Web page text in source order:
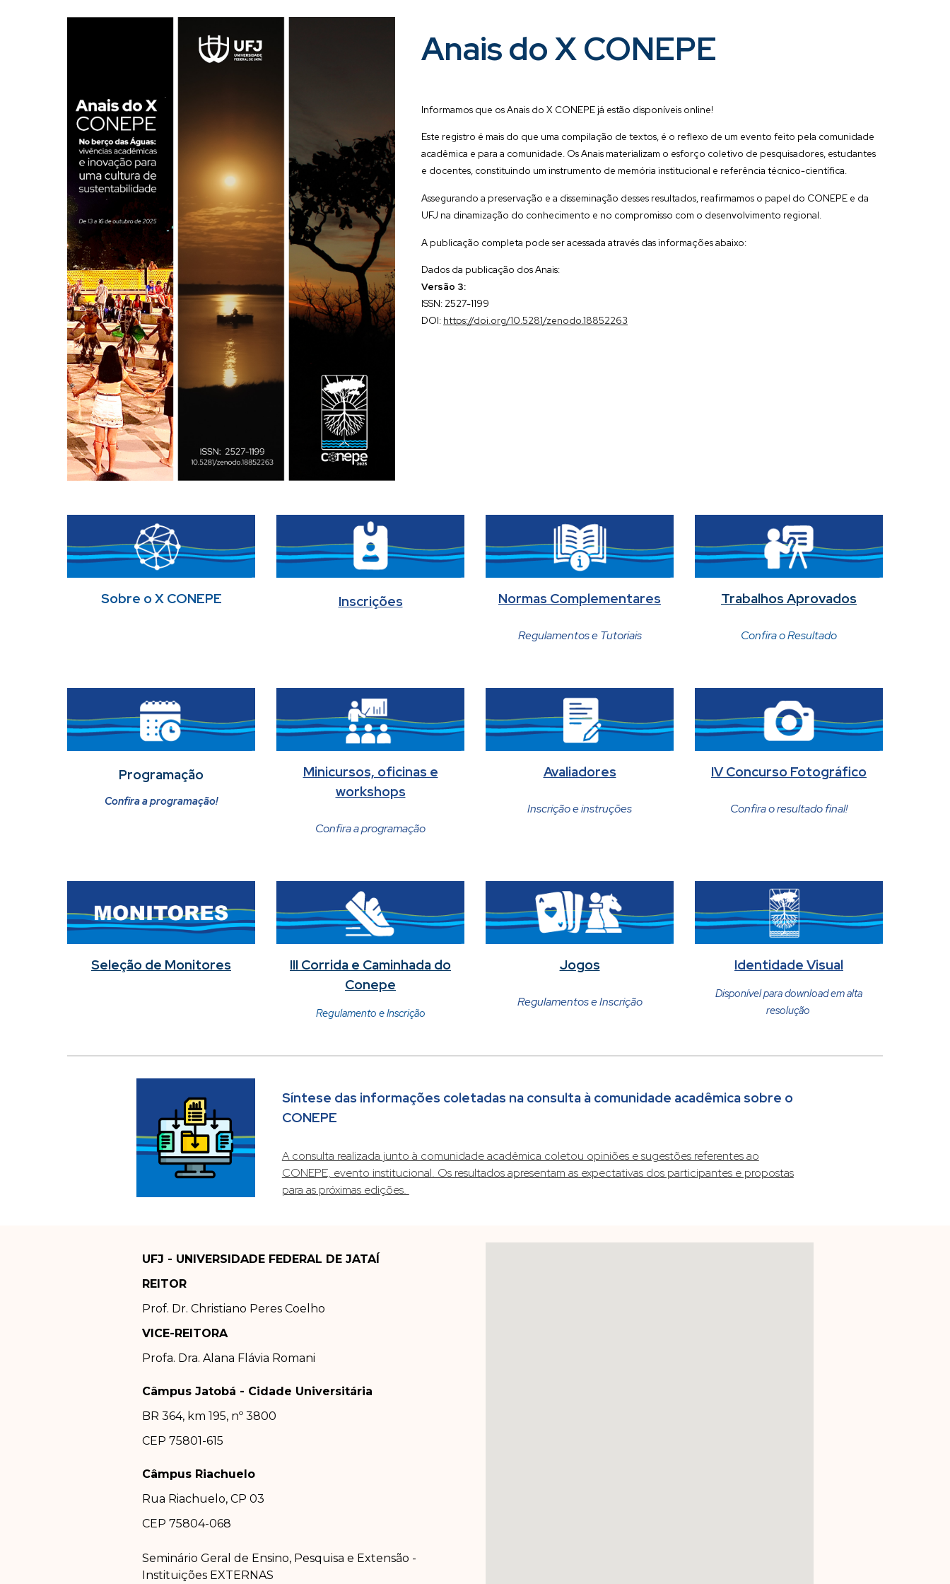
Anais do X CONEPE
Informamos que os Anais do X CONEPE já estão disponíveis online!
Este registro é mais do que uma compilação de textos, é o reflexo de um evento feito pela comunidade
acadêmica e para a comunidade. Os Anais materializam o esforço coletivo de pesquisadores, estudantes
e docentes, constituindo um instrumento de memória institucional e referência técnico-científica.
Assegurando a preservação e a disseminação desses resultados, reafirmamos o papel do CONEPE e da
UFJ na dinamização do conhecimento e no compromisso com o desenvolvimento regional.
A publicação completa pode ser acessada através das informações abaixo:
Dados da publicação dos Anais:
Versão 3:
ISSN: 2527-1199
DOI: https://doi.org/10.5281/zenodo.18852263
Sobre o X CONEPE Inscrições Normas Complementares
Regulamentos e Tutoriais
Trabalhos Aprovados
Confira o Resultado
Programação
Confira a programação!
Minicursos, oficinas e
workshops
Confira a programação
Avaliadores
Inscrição e instruções
IV Concurso Fotográfico
Confira o resultado final!
Seleção de Monitores
III Corrida e Caminhada do
Conepe
Regulamento e Inscrição
Jogos
Regulamentos e Inscrição
Identidade Visual
Disponível para download em alta
resolução
Síntese das informações coletadas na consulta à comunidade acadêmica sobre o
CONEPE
A consulta realizada junto à comunidade acadêmica coletou opiniões e sugestões referentes ao
CONEPE, evento institucional. Os resultados apresentam as expectativas dos participantes e propostas
para as próximas edições.
UFJ - UNIVERSIDADE FEDERAL DE JATAÍ
REITOR
Prof. Dr. Christiano Peres Coelho
VICE-REITORA
Profa. Dra. Alana Flávia Romani
Câmpus Jatobá - Cidade Universitária
BR 364, km 195, nº 3800
CEP 75801-615
Câmpus Riachuelo
Rua Riachuelo, CP 03
CEP 75804-068
Seminário Geral de Ensino, Pesquisa e Extensão -
Instituições EXTERNAS